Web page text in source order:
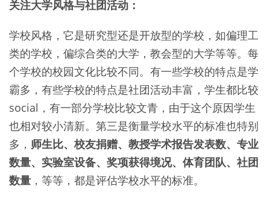
关注大学风格与社团活动：
学校风格，它是研究型还是开放型的学校，如偏理工
类的学校，偏综合类的大学，教会型的大学等等。每
个学校的校园文化比较不同。有一些学校的特点是学
霸多，有些学校的特点是社团活动丰富，学生都比较
social，有一部分学校比较文青，由于这个原因学生
也相对较小清新。第三是衡量学校水平的标准也特别
多， 师生比、校友捐赠、教授学术报告发表数、专业
数量、实验室设备、奖项获得境况、体育团队、社团
数量 ，等等，都是评估学校水平的标准。